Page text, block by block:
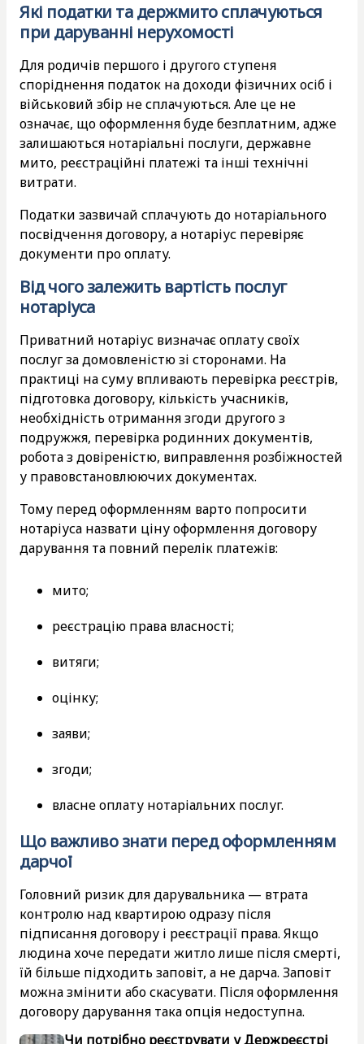
Які податки та держмито сплачуються
при даруванні нерухомості
Для родичів першого і другого ступеня
споріднення податок на доходи фізичних осіб і
військовий збір не сплачуються. Але це не
означає, що оформлення буде безплатним, адже
залишаються нотаріальні послуги, державне
мито, реєстраційні платежі та інші технічні
витрати.
Податки зазвичай сплачують до нотаріального
посвідчення договору, а нотаріус перевіряє
документи про оплату.
Від чого залежить вартість послуг
нотаріуса
Приватний нотаріус визначає оплату своїх
послуг за домовленістю зі сторонами. На
практиці на суму впливають перевірка реєстрів,
підготовка договору, кількість учасників,
необхідність отримання згоди другого з
подружжя, перевірка родинних документів,
робота з довіреністю, виправлення розбіжностей
у правовстановлюючих документах.
Тому перед оформленням варто попросити
нотаріуса назвати ціну оформлення договору
дарування та повний перелік платежів:
мито;
реєстрацію права власності;
витяги;
оцінку;
заяви;
згоди;
власне оплату нотаріальних послуг.
Що важливо знати перед оформленням
дарчої
Головний ризик для дарувальника — втрата
контролю над квартирою одразу після
підписання договору і реєстрації права. Якщо
людина хоче передати житло лише після смерті,
їй більше підходить заповіт, а не дарча. Заповіт
можна змінити або скасувати. Після оформлення
договору дарування така опція недоступна.
Чи потрібно реєструвати у Держреєстрі